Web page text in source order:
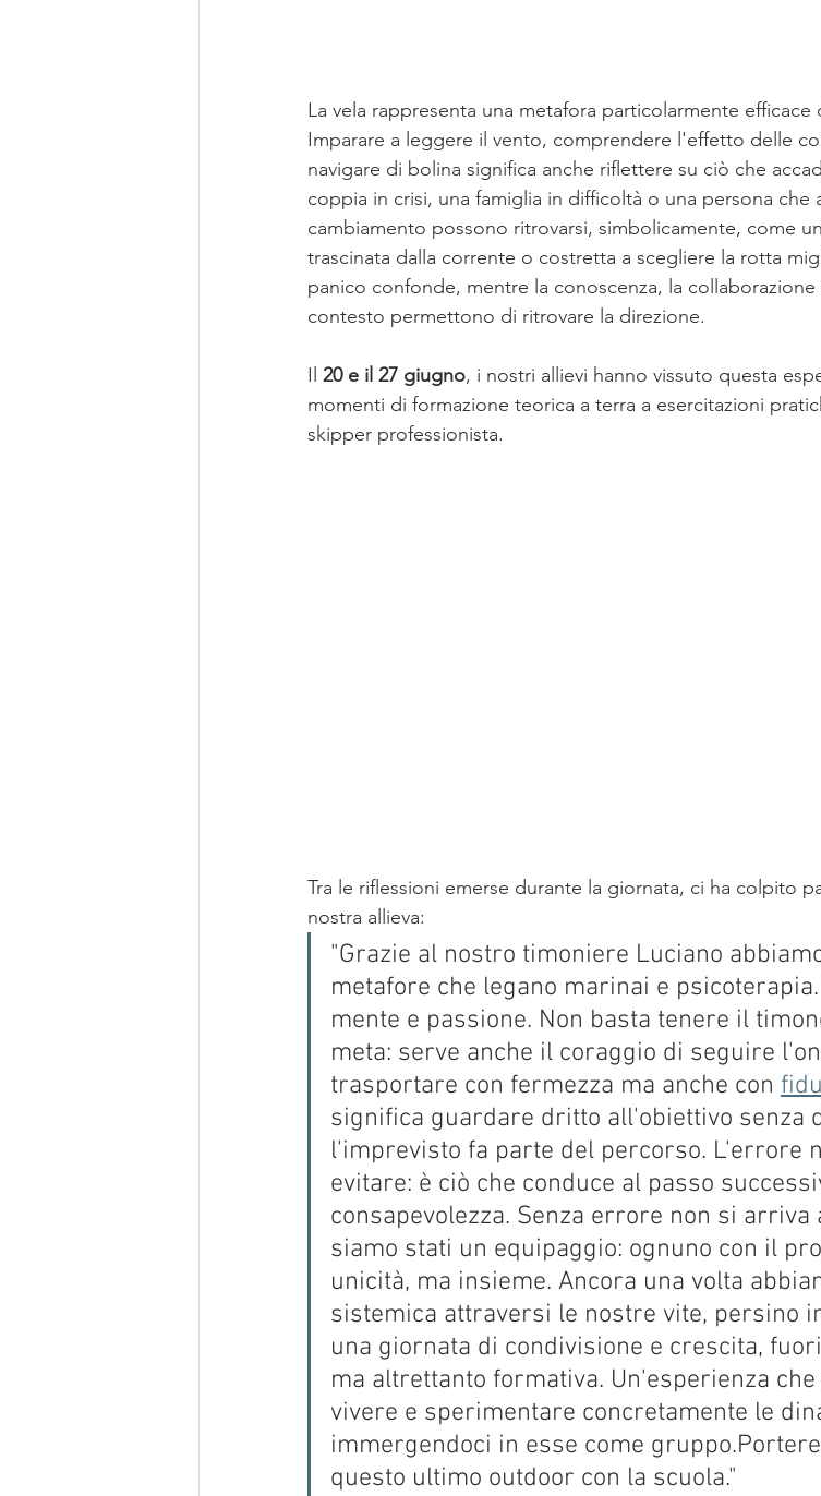
La vela rappresenta una metafora particolarmente
Imparare a leggere il vento, comprendere l'effetto delle
navigare di bolina significa anche riflettere su ciò che
coppia in crisi, una famiglia in difficoltà o una persona che
cambiamento possono ritrovarsi, simbolicamente, come
trascinata dalla corrente o costretta a scegliere la rotta
panico confonde, mentre la conoscenza, la
contesto permettono di ritrovare la direzione.
Il 20 e il 27 giugno, i nostri allievi hanno vissuto questa
momenti di formazione teorica a terra a esercitazioni
skipper professionista.
Tra le riflessioni emerse durante la giornata, ci ha colpito
nostra allieva:
"Grazie al nostro timoniere Luciano
metafore che legano marinai e
mente e passione. Non basta tenere il
meta: serve anche il coraggio di seguire
trasportare con fermezza ma anche con
significa guardare dritto all'obiettivo senza
l'imprevisto fa parte del percorso. L'errore
evitare: è ciò che conduce al passo
consapevolezza. Senza errore non si arriva
siamo stati un equipaggio: ognuno con il
unicità, ma insieme. Ancora una volta
sistemica attraversi le nostre vite, persino
una giornata di condivisione e crescita,
ma altrettanto formativa. Un'esperienza
vivere e sperimentare concretamente le
immergendoci in esse come
questo ultimo outdoor con la scuola."